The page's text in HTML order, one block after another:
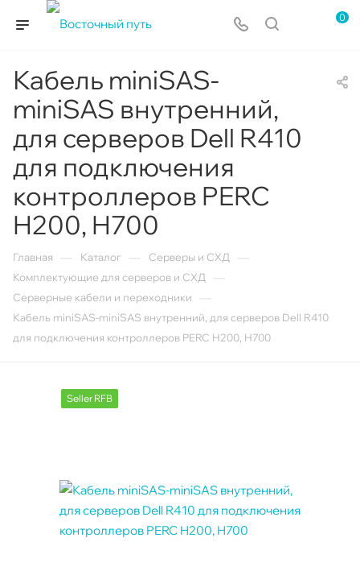
0
Кабель miniSAS-
miniSAS внутренний,
для серверов Dell R410
для подключения
контроллеров PERC
H200, H700
Главная Каталог Серверы и СХД
Комплектующие для серверов и СХД
Серверные кабели и переходники
Кабель miniSAS-miniSAS внутренний, для серверов Dell R410
для подключения контроллеров PERC H200, H700
Seller RFB